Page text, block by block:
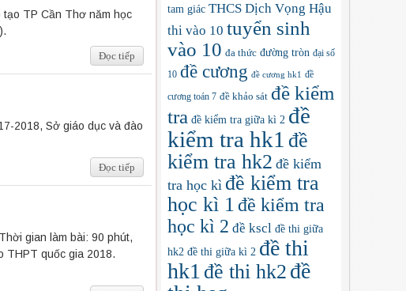
TP Cần Thơ năm học
Đọc tiếp
2018, Sở giáo dục và đào
Đọc tiếp
gian làm bài: 90 phút,
THPT quốc gia 2018.
tam giác THCS Dịch Vọng Hậu
thi vào 10 tuyển sinh
vào 10 đa thức đường tròn đại số
10 đề cương đề cương hk1 đề
cương toán 7 đề khảo sát đề kiểm
tra đề kiểm tra giữa kì 2 đề
kiểm tra hk1 đề
kiểm tra hk2 đề kiểm
tra học kì đề kiểm tra
học kì 1đề kiểm tra
học kì 2 đề kscl đề thi giữa
hk2 đề thi giữa kì 2 đề thi
hk1 đề thi hk2 đề